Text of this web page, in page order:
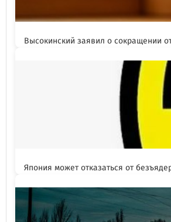
Высокинский заявил о сокращении
Япония может отказаться от